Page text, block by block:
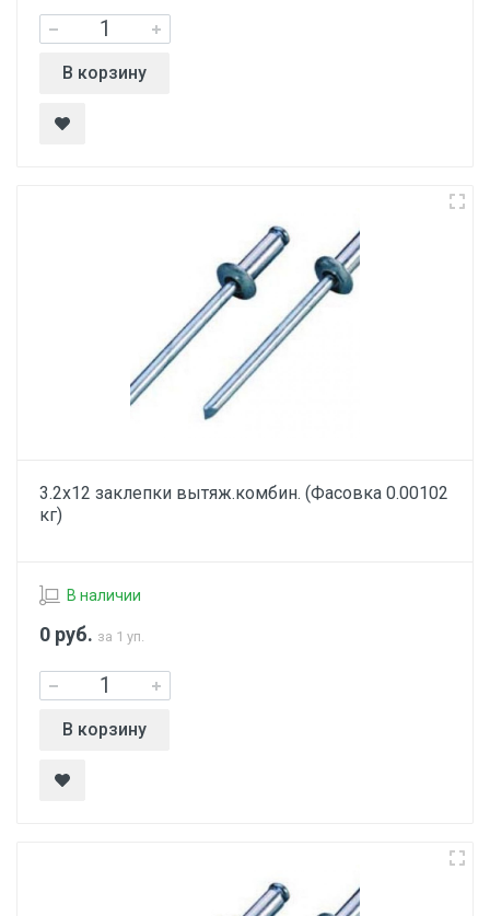
В корзину
3.2х12 заклепки вытяж.комбин. (Фасовка 0.00102
кг)
В наличии
0 руб. за 1 уп.
В корзину